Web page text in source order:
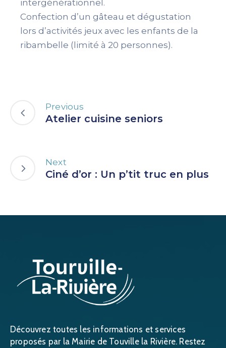
intergénérationnel.
Confection d’un gâteau et dégustation
lors d’activités jeux avec les enfants de la
ribambelle (limité à 20 personnes).
Previous
Atelier cuisine seniors
Next
Ciné d’or : Un p’tit truc en plus
Découvrez toutes les informations et services
proposés par la Mairie de Touville la Rivière. Restez